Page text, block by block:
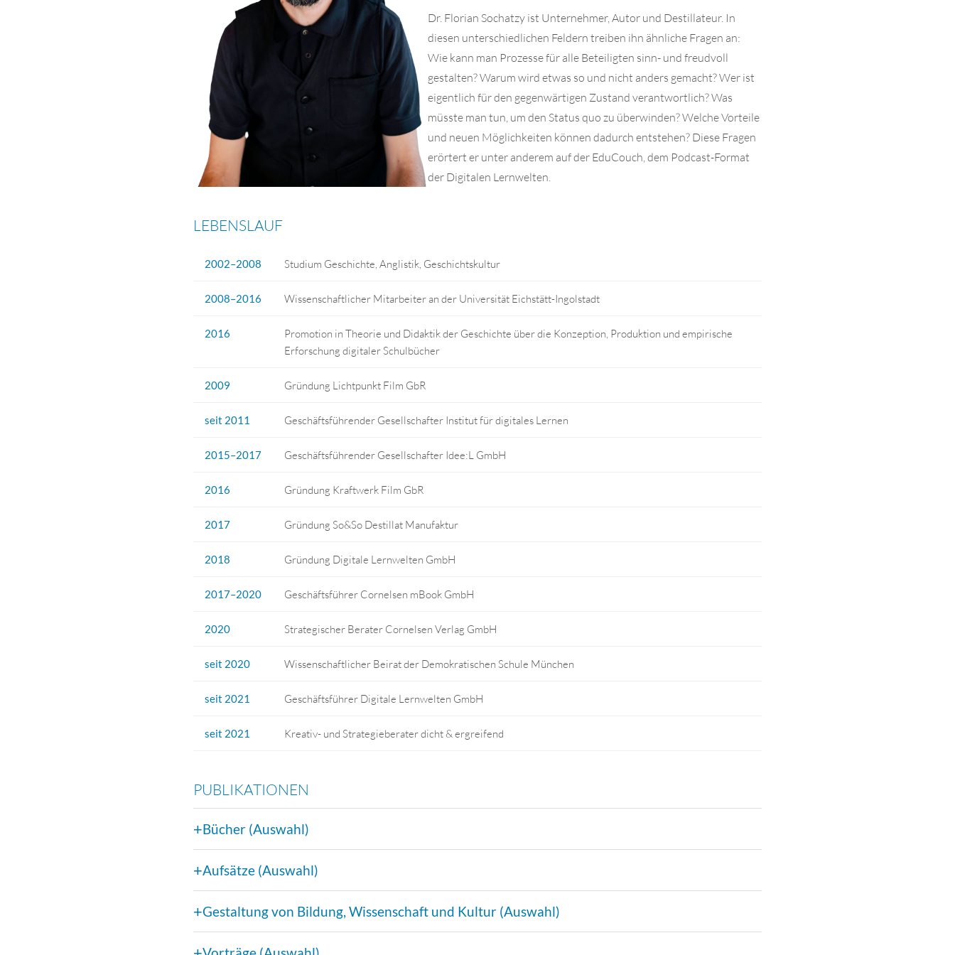
Dr. Florian Sochatzy ist Unternehmer, Autor und Destillateur. In
diesen unterschiedlichen Feldern treiben ihn ähnliche Fragen an:
Wie kann man Prozesse für alle Beteiligten sinn- und freudvoll
gestalten? Warum wird etwas so und nicht anders gemacht? Wer ist
eigentlich für den gegenwärtigen Zustand verantwortlich? Was
müsste man tun, um den Status quo zu überwinden? Welche Vorteile
und neuen Möglichkeiten können dadurch entstehen? Diese Fragen
erörtert er unter anderem auf der EduCouch, dem Podcast-Format
der Digitalen Lernwelten.
LEBENSLAUF
2002–2008 Studium Geschichte, Anglistik, Geschichtskultur
2008–2016 Wissenschaftlicher Mitarbeiter an der Universität Eichstätt-Ingolstadt
2016
Promotion in Theorie und Didaktik der Geschichte über die Konzeption, Produktion und empirische
Erforschung digitaler Schulbücher
2009 Gründung Lichtpunkt Film GbR
seit 2011 Geschäftsführender Gesellschafter Institut für digitales Lernen
2015–2017 Geschäftsführender Gesellschafter Idee:L GmbH
2016 Gründung Kraftwerk Film GbR
2017 Gründung So&So Destillat Manufaktur
2018 Gründung Digitale Lernwelten GmbH
2017–2020 Geschäftsführer Cornelsen mBook GmbH
2020 Strategischer Berater Cornelsen Verlag GmbH
seit 2020 Wissenschaftlicher Beirat der Demokratischen Schule München
seit 2021 Geschäftsführer Digitale Lernwelten GmbH
seit 2021 Kreativ- und Strategieberater dicht & ergreifend
PUBLIKATIONEN
Bücher (Auswahl)
Aufsätze (Auswahl)
Gestaltung von Bildung, Wissenschaft und Kultur (Auswahl)